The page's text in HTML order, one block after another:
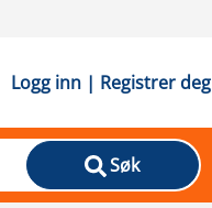
Logg inn | Registrer deg
Søk